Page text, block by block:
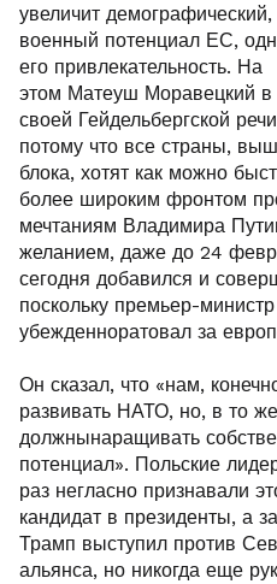
увеличит
военный потенциал ЕС,
его привлекательность. На
этом Матеуш Моравецкий в
своей Гейдельбергской
потому что все страны,
блока, хотят как можно
более широким фронтом
мечтаниям Владимира
желанием, даже до 24
сегодня добавился и
поскольку премьер-
убежденноратовал за
Он сказал, что «нам,
развивать НАТО, но, в то
должнынаращивать
потенциал». Польские
раз негласно признавали
кандидат в президенты, а
Трамп выступил против
альянса, но никогда еще